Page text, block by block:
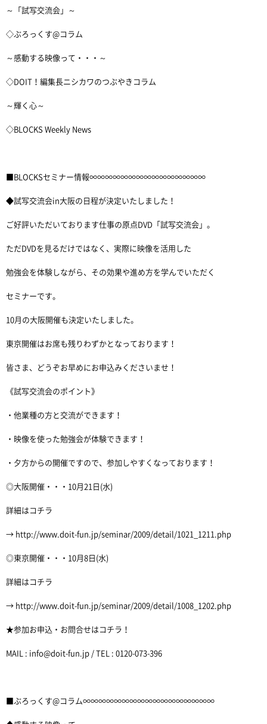
～「試写交流会」～
◇ぶろっくす@コラム
～感動する映像って・・・～
◇DOIT！編集長ニシカワのつぶやきコラム
～輝く心～
◇BLOCKS Weekly News
■BLOCKSセミナー情報∞∞∞∞∞∞∞∞∞∞∞∞∞∞∞
◆試写交流会in大阪の日程が決定いたしました！
ご好評いただいております仕事の原点DVD「試写交流会」。
ただDVDを見るだけではなく、実際に映像を活用した
勉強会を体験しながら、その効果や進め方を学んでいただく
セミナーです。
10月の大阪開催も決定いたしました。
東京開催はお席も残りわずかとなっております！
皆さま、どうぞお早めにお申込みくださいませ！
《試写交流会のポイント》
・他業種の方と交流ができます！
・映像を使った勉強会が体験できます！
・夕方からの開催ですので、参加しやすくなっております！
◎大阪開催・・・10月21日(水)
詳細はコチラ
→ http://www.doit-fun.jp/seminar/2009/detail/1021_1211.php
◎東京開催・・・10月8日(水)
詳細はコチラ
→ http://www.doit-fun.jp/seminar/2009/detail/1008_1202.php
★参加お申込・お問合せはコチラ！
MAIL : info@doit-fun.jp / TEL : 0120-073-396
■ぶろっくす@コラム∞∞∞∞∞∞∞∞∞∞∞∞∞∞∞∞∞